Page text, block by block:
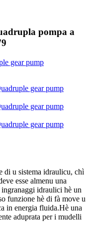
pompa a
di u sistema idraulicu, chì
esse almenu una
idraulici hè un
funzione hè di fà move u
in energia fluida.Hè una
aduprata per i mudelli